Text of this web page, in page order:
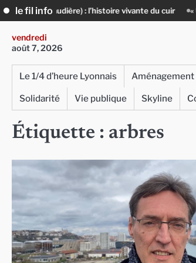
Skip
to
content
le fil info
du cuir « Un sur un million » : Rachid Azizi,
vendredi
août 7, 2026
Le 1/4 d’heure Lyonnais Aménagement
Solidarité
Vie publique Skyline
Étiquette : arbres